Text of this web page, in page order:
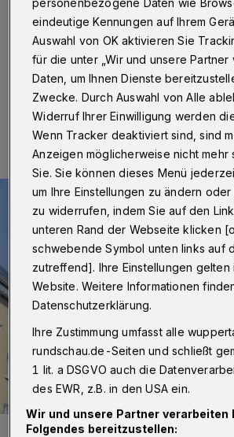
Betr.: Tempo-30-Zonen wegen
Schild an der Loher Straße.
personenbezogene Daten wie
eindeutige Kennungen auf Ihrem
Auswahl von OK aktivieren Sie
für die unter „Wir und unsere Partner
Daten, um Ihnen Dienste
Zwecke. Durch Auswahl von Alle
Widerruf Ihrer Einwilligung werden
Wenn Tracker deaktiviert sind, sind
Anzeigen möglicherweise nicht mehr
Sie. Sie können dieses Menü
um Ihre Einstellungen zu ändern oder
zu widerrufen, indem Sie auf den
unteren Rand der Webseite klicken
schwebende Symbol unten links auf
zutreffend]. Ihre Einstellungen gelten
Website. Weitere Informationen
Datenschutzerklärung.
Ihre Zustimmung umfasst alle
rundschau.de-Seiten und schließt
1 lit. a DSGVO auch die
des EWR, z.B. in den USA ein.
Wir und unsere Partner verarbeiten
Folgendes bereitzustellen: